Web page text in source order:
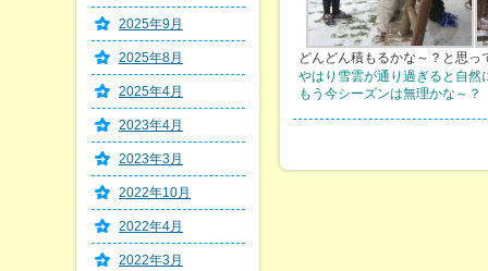
どんどん積もるかな～？と思っ
やはり雪雲が通り過ぎると自然
もう今シーズンは無理かな～？
2025年9月
2025年8月
2025年4月
2023年4月
2023年3月
2022年10月
2022年4月
2022年3月